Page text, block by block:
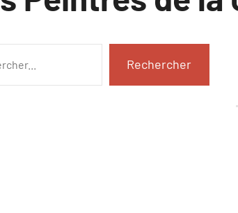
Rechercher